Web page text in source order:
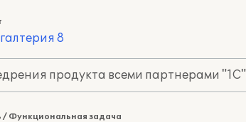
8
продукта всеми партнерами "1С"
/ Функциональная задача